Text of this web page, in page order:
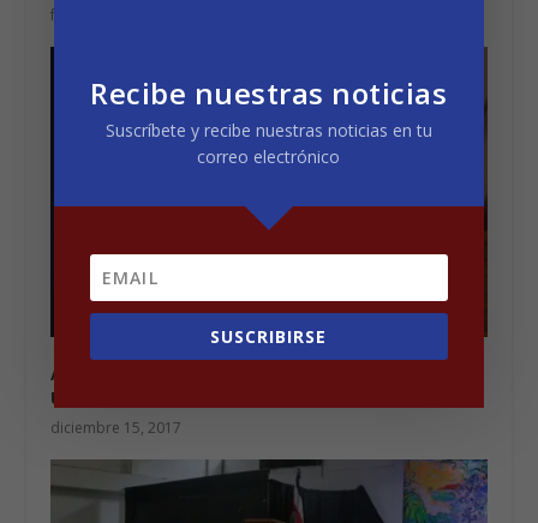
febrero 20, 2023
Andrés Moreno: Lucha, perseverancia y
una mente brillante
diciembre 15, 2017
Recibe nuestras noticias
Suscríbete y recibe nuestras noticias en tu
correo electrónico
SUSCRIBIRSE